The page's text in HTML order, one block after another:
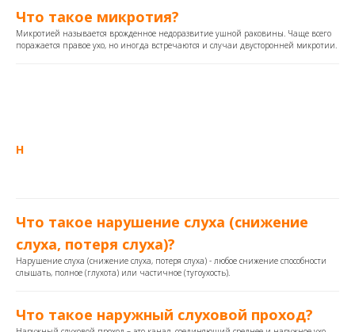
Что такое микротия?
Микротией называется врожденное недоразвитие ушной раковины. Чаще всего
поражается правое ухо, но иногда встречаются и случаи двусторонней микротии.
Н
Что такое нарушение слуха (снижение
слуха, потеря слуха)?
Нарушение слуха (снижение слуха, потеря слуха) - любое снижение способности
слышать, полное (глухота) или частичное (тугоухость).
Что такое наружный слуховой проход?